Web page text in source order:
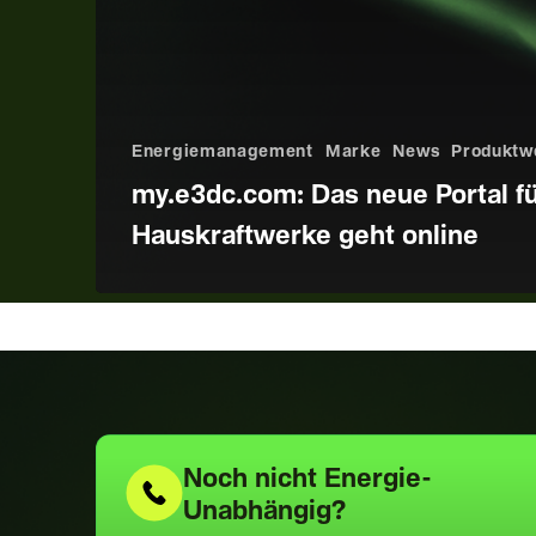
Energiemanagement Marke News
my.e3dc.com: Das neue Portal
Hauskraftwerke geht online
Noch nicht Energie-
Unabhängig?